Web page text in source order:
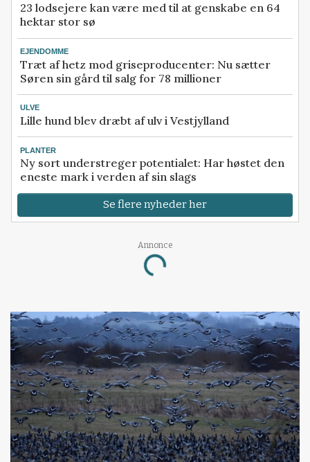
23 lodsejere kan være med til at genskabe en 64
hektar stor sø
EJENDOMME
Træt af hetz mod griseproducenter: Nu sætter
Søren sin gård til salg for 78 millioner
ULVE
Lille hund blev dræbt af ulv i Vestjylland
PLANTER
Ny sort understreger potentialet: Har høstet den
eneste mark i verden af sin slags
Se flere nyheder her
Annonce
Loading...